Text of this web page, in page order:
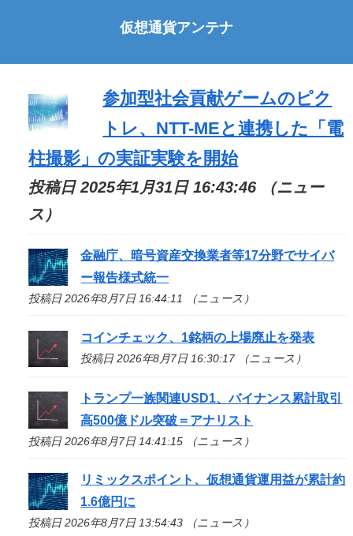
仮想通貨アンテナ
参加型社会貢献ゲームのピク
トレ、NTT-MEと連携した「電
柱撮影」の実証実験を開始
投稿日 2025年1月31日 16:43:46 （ニュー
ス）
金融庁、暗号資産交換業者等17分野でサイバ
ー報告様式統一
投稿日 2026年8月7日 16:44:11 （ニュース）
コインチェック、1銘柄の上場廃止を発表
投稿日 2026年8月7日 16:30:17 （ニュース）
トランプ一族関連USD1、バイナンス累計取引
高500億ドル突破＝アナリスト
投稿日 2026年8月7日 14:41:15 （ニュース）
リミックスポイント、仮想通貨運用益が累計約
1.6億円に
投稿日 2026年8月7日 13:54:43 （ニュース）